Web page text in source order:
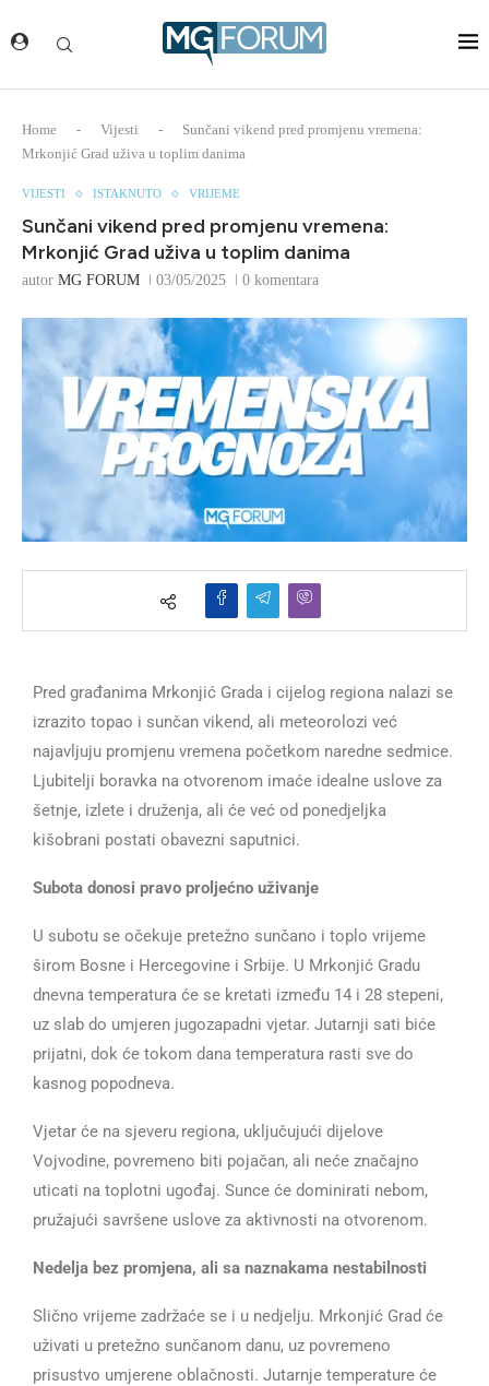
Home - Vijesti -
Sunčani vikend pred promjenu vremena:
Mrkonjić Grad uživa u toplim danima
VIJESTI ISTAKNUTO VRIJEME
Sunčani vikend pred promjenu vremena:
Mrkonjić Grad uživa u toplim danima
autor MG FORUM 03/05/2025 0 komentara
Pred građanima Mrkonjić Grada i cijelog regiona nalazi se
izrazito topao i sunčan vikend, ali meteorolozi već
najavljuju promjenu vremena početkom naredne sedmice.
Ljubitelji boravka na otvorenom imaće idealne uslove za
šetnje, izlete i druženja, ali će već od ponedjeljka
kišobrani postati obavezni saputnici.
Subota donosi pravo proljećno uživanje
U subotu se očekuje pretežno sunčano i toplo vrijeme
širom Bosne i Hercegovine i Srbije. U Mrkonjić Gradu
dnevna temperatura će se kretati između 14 i 28 stepeni,
uz slab do umjeren jugozapadni vjetar. Jutarnji sati biće
prijatni, dok će tokom dana temperatura rasti sve do
kasnog popodneva.
Vjetar će na sjeveru regiona, uključujući dijelove
Vojvodine, povremeno biti pojačan, ali neće značajno
uticati na toplotni ugođaj. Sunce će dominirati nebom,
pružajući savršene uslove za aktivnosti na otvorenom.
Nedelja bez promjena, ali sa naznakama nestabilnosti
Slično vrijeme zadržaće se i u nedjelju. Mrkonjić Grad će
uživati u pretežno sunčanom danu, uz povremeno
prisustvo umjerene oblačnosti. Jutarnje temperature će